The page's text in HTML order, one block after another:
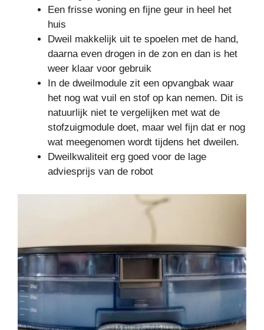
Een frisse woning en fijne geur in heel het
huis
Dweil makkelijk uit te spoelen met de hand,
daarna even drogen in de zon en dan is het
weer klaar voor gebruik
In de dweilmodule zit een opvangbak waar
het nog wat vuil en stof op kan nemen. Dit is
natuurlijk niet te vergelijken met wat de
stofzuigmodule doet, maar wel fijn dat er nog
wat meegenomen wordt tijdens het dweilen.
Dweilkwaliteit erg goed voor de lage
adviesprijs van de robot